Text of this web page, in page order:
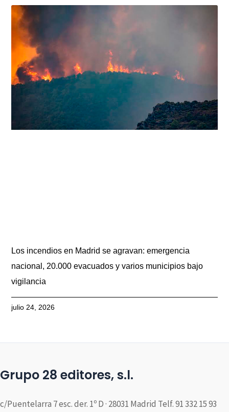
Los incendios en Madrid se agravan: emergencia
nacional, 20.000 evacuados y varios municipios bajo
vigilancia
julio 24, 2026
Grupo 28 editores, s.l.
c/Puentelarra 7 esc. der. 1º D · 28031 Madrid Telf. 91 332 15 93